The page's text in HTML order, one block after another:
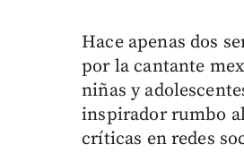
Hace apenas dos
por la cantante
niñas y
inspirador rumbo
críticas en redes